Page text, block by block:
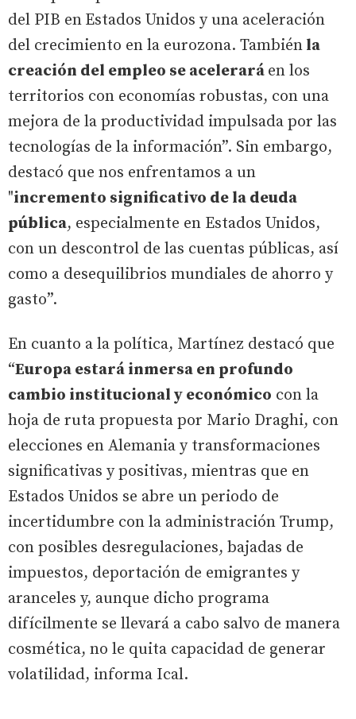
del PIB en Estados Unidos y una aceleración
del crecimiento en la eurozona. También la
creación del empleo se acelerará en los
territorios con economías robustas, con una
mejora de la productividad impulsada por las
tecnologías de la información”. Sin embargo,
destacó que nos enfrentamos a un
"incremento significativo de la deuda
pública, especialmente en Estados Unidos,
con un descontrol de las cuentas públicas, así
como a desequilibrios mundiales de ahorro y
gasto”.
En cuanto a la política, Martínez destacó que
“Europa estará inmersa en profundo
cambio institucional y económico con la
hoja de ruta propuesta por Mario Draghi, con
elecciones en Alemania y transformaciones
significativas y positivas, mientras que en
Estados Unidos se abre un periodo de
incertidumbre con la administración Trump,
con posibles desregulaciones, bajadas de
impuestos, deportación de emigrantes y
aranceles y, aunque dicho programa
difícilmente se llevará a cabo salvo de manera
cosmética, no le quita capacidad de generar
volatilidad, informa Ical.